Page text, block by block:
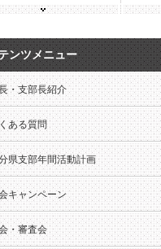
ンツメニュー
・支部長紹介
ある質問
県支部年間活動計画
キャンペーン
・審査会